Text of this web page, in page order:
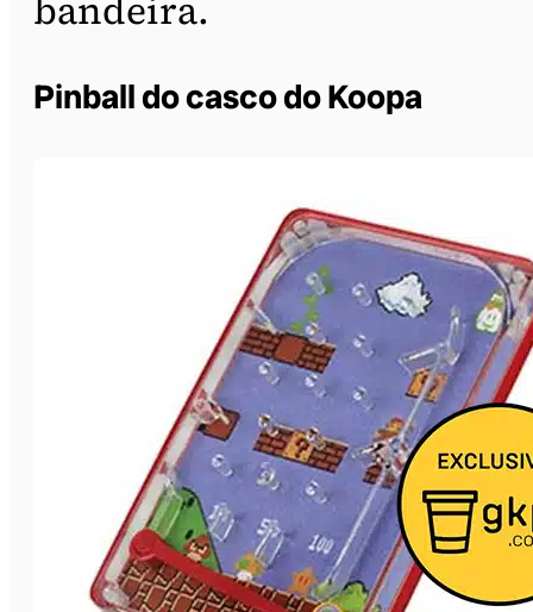
bandeira.
Pinball do casco do Koopa